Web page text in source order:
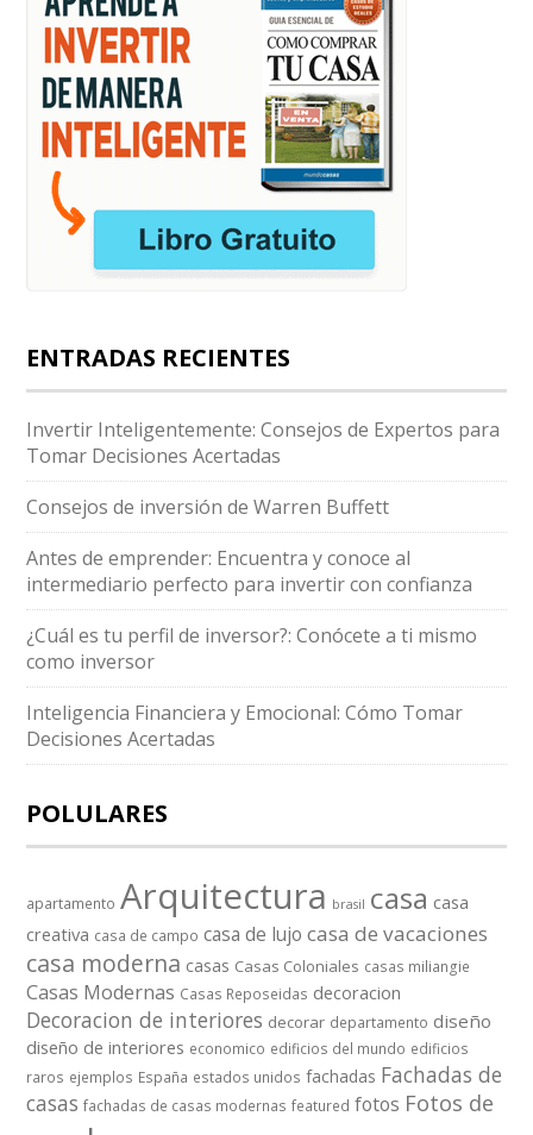
ENTRADAS RECIENTES
Invertir Inteligentemente: Consejos de Expertos para
Tomar Decisiones Acertadas
Consejos de inversión de Warren Buffett
Antes de emprender: Encuentra y conoce al
intermediario perfecto para invertir con confianza
¿Cuál es tu perfil de inversor?: Conócete a ti mismo
como inversor
Inteligencia Financiera y Emocional: Cómo Tomar
Decisiones Acertadas
POLULARES
apartamento Arquitectura brasil casa casa
creativa casa de campo casa de lujo casa de vacaciones
casa moderna casas Casas Coloniales casas miliangie
Casas Modernas Casas Reposeidas decoracion
Decoracion de interiores decorar departamento diseño
diseño de interiores economico edificios del mundo edificios
raros ejemplos España estados unidos fachadas Fachadas de
casas fachadas de casas modernas featured fotos Fotos de